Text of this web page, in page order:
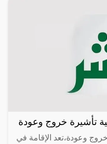
تأشيرة خروج وعودة
وعودة،تعد الإقامة في